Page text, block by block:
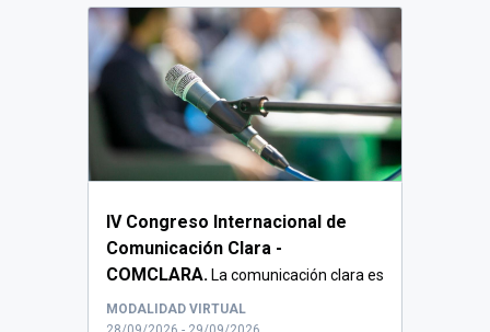
IV Congreso Internacional de
Comunicación Clara -
COMCLARA. La comunicación clara es
una herramienta cl...
MODALIDAD VIRTUAL